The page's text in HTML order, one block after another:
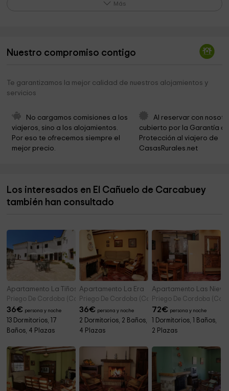
charcuela Park 0,6 km
Iglesia de San Marcos
Ermita del Calvario
Rafaela Park
Presa de Jaula 2,5 km
Club de Aeromodelismo 3,4 km
Más
Nuestro compromiso contigo
Te garantizamos la mejor calidad de nuestros alojamientos y
servicios
No cargamos comisiones a los
viajeros, sino a los alojamientos.
Por eso te ofrecemos siempre el
mejor precio.
Al reservar con
cubierto por la Garantía
Protección al viajero de
CasasRurales.net
Los interesados en El Cañuelo de Carcabuey
también han consultado
Apartamento La Tiñosa
Priego De Cordoba (Córdoba)
36€ persona y noche
13 Dormitorios, 17
Baños, 4 Plazas
Apartamento La Era
Priego De Cordoba (Córdoba)
36€ persona y noche
2 Dormitorios, 2 Baños,
4 Plazas
Apartamento Las
Priego De Cordoba
72€ persona y noche
1 Dormitorios, 1 Baños,
2 Plazas